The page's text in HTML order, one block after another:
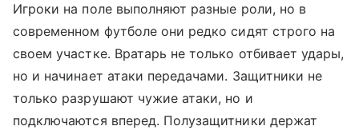
Игроки на поле выполняют разные роли, но в
современном футболе они редко сидят строго на
своем участке. Вратарь не только отбивает удары,
но и начинает атаки передачами. Защитники не
только разрушают чужие атаки, но и
подключаются вперед. Полузащитники держат